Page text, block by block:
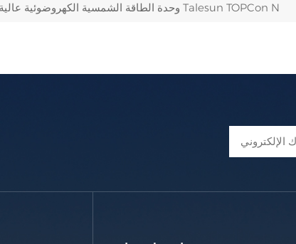
وحدة الطاقة الشمسية الكهروضوئية عالية الكفاءة من نوع Talesun TOPCon N